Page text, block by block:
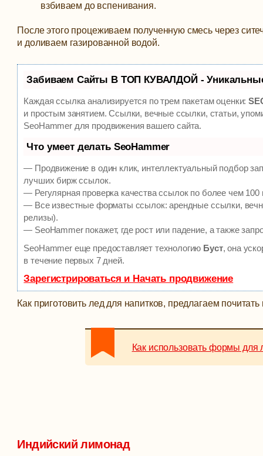
взбиваем до вспенивания.
После этого процеживаем полученную смесь через
и доливаем газированной водой.
Забиваем Сайты В ТОП КУВАЛДОЙ -
Каждая ссылка анализируется по трем пакетам оценки:
и простым занятием. Ссылки, вечные ссылки, статьи,
SeoHammer для продвижения вашего сайта.
Что умеет делать SeoHammer
— Продвижение в один клик, интеллектуальный подбор
лучших бирж ссылок.
— Регулярная проверка качества ссылок по более чем
— Все известные форматы ссылок: арендные ссылки,
релизы).
— SeoHammer покажет, где рост или падение, а также
SeoHammer еще предоставляет технологию Буст, она
в течение первых 7 дней.
Зарегистрироваться и Начать продвижение
Как приготовить лед для напитков, предлагаем
Как использовать формы для
Индийский лимонад